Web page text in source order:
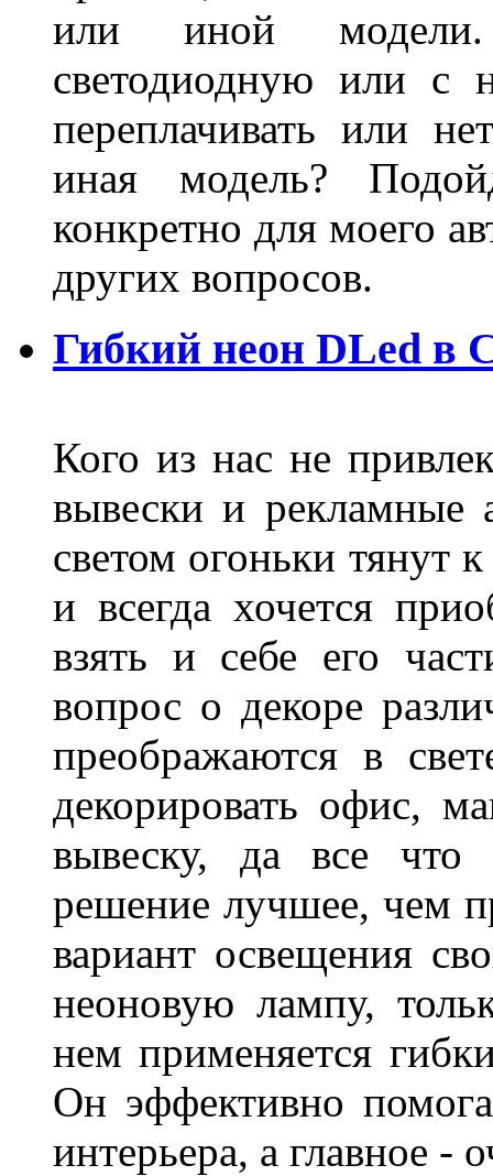
или иной
светодиодную или с
переплачивать или
иная модель?
конкретно для моего
других вопросов.
Гибкий неон DLed в
Кого из нас не
вывески и рекламные
светом огоньки тянут
и всегда хочется
взять и себе его
вопрос о декоре
преображаются в
декорировать офис,
вывеску, да все
решение лучшее, чем
вариант освещения
неоновую лампу,
нем применяется
Он эффективно
интерьера, а главное